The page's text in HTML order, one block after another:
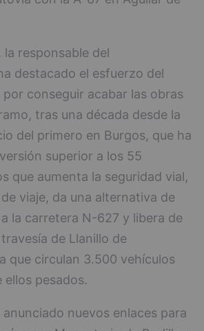
la responsable del
destacado el esfuerzo del
conseguir acabar las obras
tras una década desde la
del primero en Burgos, que ha
superior a los 55
que aumenta la seguridad vial,
viaje, da una alternativa de
la carretera N-627 y libera de
de Llanillo de
que circulan 3.500 vehículos
ellos pesados.
nuevos enlaces para